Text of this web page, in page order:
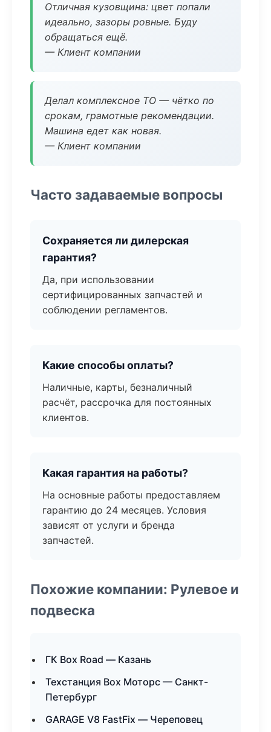
Отличная кузовщина: цвет попали
идеально, зазоры ровные. Буду
обращаться ещё.
— Клиент компании
Делал комплексное ТО — чётко по
срокам, грамотные рекомендации.
Машина едет как новая.
— Клиент компании
Часто задаваемые вопросы
Сохраняется ли дилерская
гарантия?
Да, при использовании
сертифицированных запчастей и
соблюдении регламентов.
Какие способы оплаты?
Наличные, карты, безналичный
расчёт, рассрочка для постоянных
клиентов.
Какая гарантия на работы?
На основные работы предоставляем
гарантию до 24 месяцев. Условия
зависят от услуги и бренда
запчастей.
Похожие компании: Рулевое и
подвеска
ГК Box Road — Казань
Техстанция Box Моторс — Санкт-
Петербург
GARAGE V8 FastFix — Череповец